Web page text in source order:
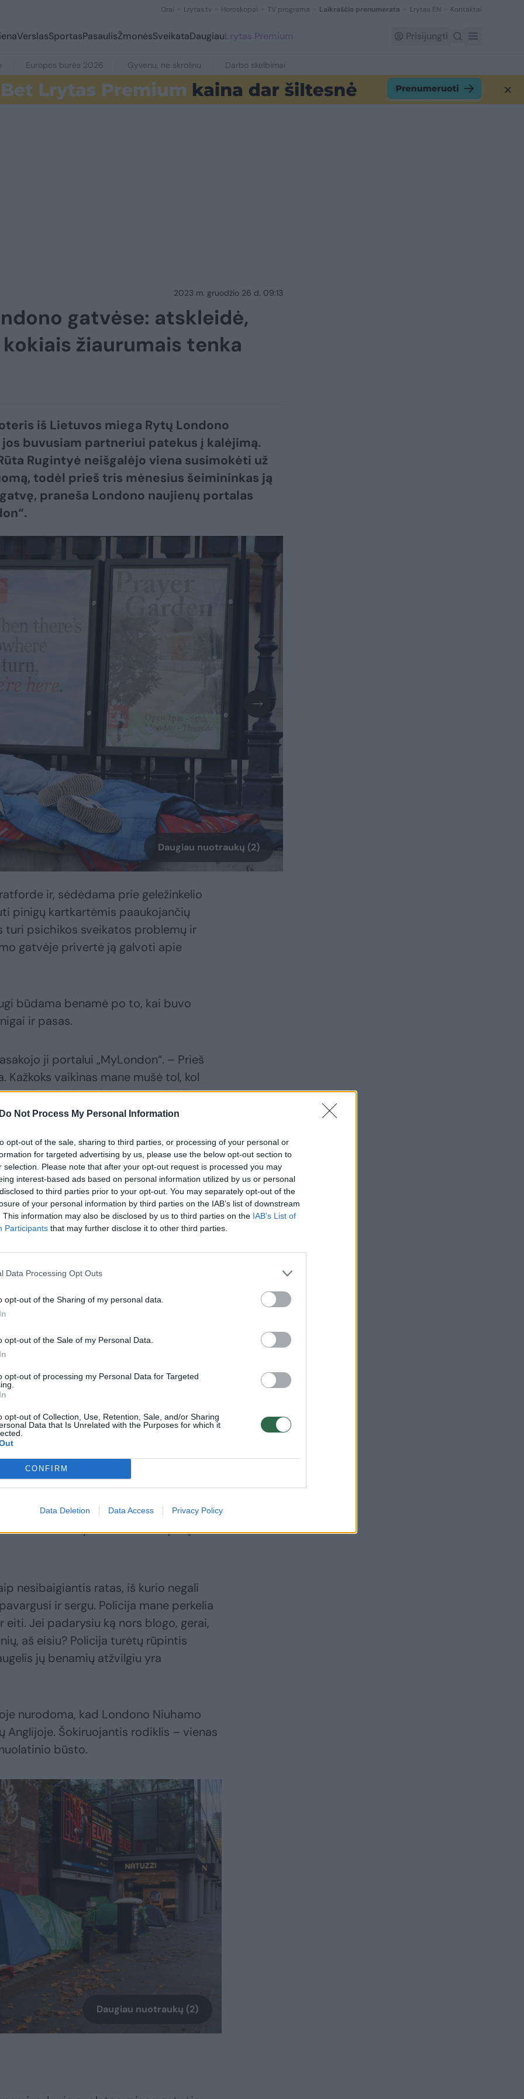
Do Not Process My Personal Information
opt-out of the sale, sharing to third parties, or processing of your personal or
for targeted advertising by us, please use the below opt-out section to
selection. Please note that after your opt-out request is processed you may
interest-based ads based on personal information utilized by us or personal
to third parties prior to your opt-out. You may separately opt-out of the
of your personal information by third parties on the IAB’s list of downstream
This information may also be disclosed by us to third parties on the IAB’s List of
Participants that may further disclose it to other third parties.
Data Processing Opt Outs
opt-out of the Sharing of my personal data.
opt-out of the Sale of my Personal Data.
opt-out of processing my Personal Data for Targeted
opt-out of Collection, Use, Retention, Sale, and/or Sharing
Data that Is Unrelated with the Purposes for which it
CONFIRM
Data Deletion Data Access Privacy Policy
Orai Lrytas.tv Horoskopai TV programa Laikraščio prenumerata Lrytas EN Kontaktai
VerslasSportasPasaulisŽmonėsSveikataDaugiauLrytas Premium Prisijungti
Europos burės 2026 Gyvenu, ne skrolinu Darbo skelbimai
2023 m. gruodžio 26 d. 09:13
gatvėse: atskleidė,
žiaurumais tenka
iš Lietuvos miega Rytų Londono
buvusiam partneriui patekus į kalėjimą.
Rugintyė neišgalėjo viena susimokėti už
todėl prieš tris mėnesius šeimininkas ją
praneša Londono naujienų portalas
Daugiau nuotraukų (2)
ir, sėdėdama prie geležinkelio
pinigų kartkartėmis paaukojančių
turi psichikos sveikatos problemų ir
gatvėje privertė ją galvoti apie
būdama benamė po to, kai buvo
ir pasas.
ji portalui „MyLondon“. – Prieš
Kažkoks vaikinas mane mušė tol, kol
priešinausi, bet po to, kai jis
nebeverta, todėl tiesiog leidau jam ją
Dėl to man tapo sunkiau
normaliai kalbėjomės, kai staiga
– ten
nerimas:
pranešimų,
niekuo nepadėjo jos šeima, kuri
Pirmąją naktį, kai buvo išstumta
žieminio palto ir atšaulusį orą
nesibaigiantis ratas, iš kurio negali
ir sergu. Policija mane perkelia
Jei padarysiu ką nors blogo, gerai,
aš eisiu? Policija turėtų rūpintis
jų benamių atžvilgiu yra
nurodoma, kad Londono Niuhamo
Anglijoje. Šokiruojantis rodiklis – vienas
būsto.
Daugiau nuotraukų (2)